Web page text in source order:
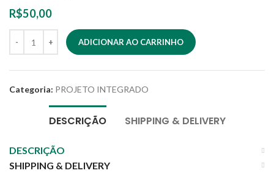
R$50,00
ADICIONAR AO CARRINHO
Categoria: PROJETO INTEGRADO
DESCRIÇÃO SHIPPING & DELIVERY
DESCRIÇÃO
SHIPPING & DELIVERY